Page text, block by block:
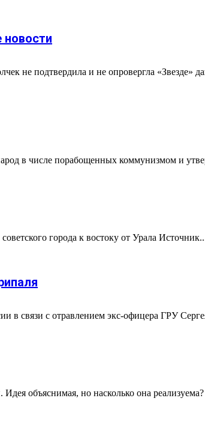
не подтвердила и не опровергла
в числе порабощенных коммунизмом и
города к востоку от Урала
связи с отравлением экс-офицера ГРУ
объяснимая, но насколько она